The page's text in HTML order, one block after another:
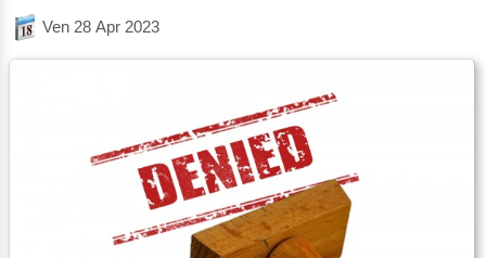
Ven 28 Apr 2023